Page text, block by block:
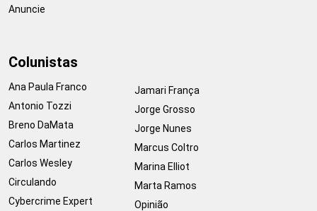
Anuncie
Colunistas
Ana Paula Franco
Antonio Tozzi
Breno DaMata
Carlos Martinez
Carlos Wesley
Circulando
Cybercrime Expert
Jamari França
Jorge Grosso
Jorge Nunes
Marcus Coltro
Marina Elliot
Marta Ramos
Opinião